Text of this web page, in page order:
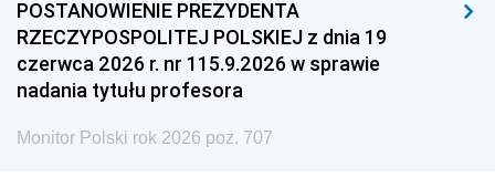
POSTANOWIENIE PREZYDENTA
RZECZYPOSPOLITEJ POLSKIEJ z dnia 19
czerwca 2026 r. nr 115.9.2026 w sprawie
nadania tytułu profesora
Monitor Polski rok 2026 poz. 707